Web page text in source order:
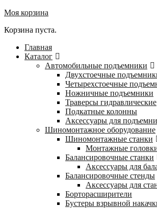
Моя корзина
Корзина пуста.
Главная
Каталог
Автомобильные подъемники
Двухстоечные
Четырехстоечные
Ножничные подъемники
Траверсы гидравлические
Подкатные колонны
Аксессуары для
Шиномонтажное оборудование
Шиномонтажные станки
Монтажные
Балансировочные станки
Аксессуары для
Балансировочные стенды
Аксессуары для
Борторасширители
Бустеры взрывной